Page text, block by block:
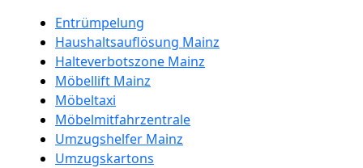
Entrümpelung
Haushaltsauflösung Mainz
Halteverbotszone Mainz
Möbellift Mainz
Möbeltaxi
Möbelmitfahrzentrale
Umzugshelfer Mainz
Umzugskartons